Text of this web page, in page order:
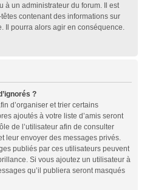
à un administrateur du forum. Il est
contenant des informations sur
Il pourra alors agir en conséquence.
?
d’organiser et trier certains
ajoutés à votre liste d’amis seront
de l’utilisateur afin de consulter
leur envoyer des messages privés.
publiés par ces utilisateurs peuvent
Si vous ajoutez un utilisateur à
qu’il publiera seront masqués